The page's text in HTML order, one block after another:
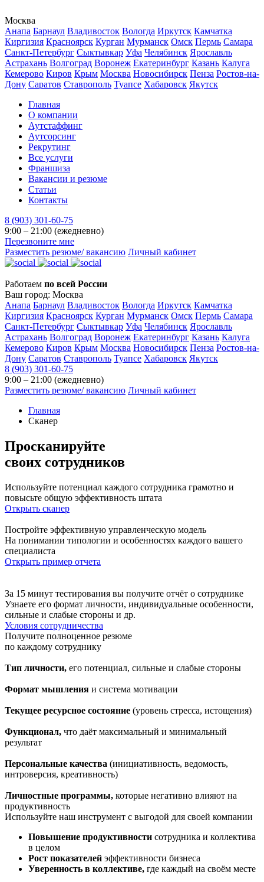
Москва
Анапа Барнаул Владивосток Вологда Иркутск Камчатка
Киргизия Красноярск Курган Мурманск Омск Пермь Самара
Санкт-Петербург Сыктывкар Уфа Челябинск Ярославль
Астрахань Волгоград Воронеж Екатеринбург Казань Калуга
Кемерово Киров Крым Москва Новосибирск Пенза Ростов-на-
Дону Саратов Ставрополь Туапсе Хабаровск Якутск
Главная
О компании
Аутстаффинг
Аутсорсинг
Рекрутинг
Все услуги
Франшиза
Вакансии и резюме
Статьи
Контакты
8 (903) 301-60-75
9:00 – 21:00 (ежедневно)
Перезвоните мне
Разместить резюме/ вакансию Личный кабинет
Работаем по всей России
Ваш город: Москва
Анапа Барнаул Владивосток Вологда Иркутск Камчатка
Киргизия Красноярск Курган Мурманск Омск Пермь Самара
Санкт-Петербург Сыктывкар Уфа Челябинск Ярославль
Астрахань Волгоград Воронеж Екатеринбург Казань Калуга
Кемерово Киров Крым Москва Новосибирск Пенза Ростов-на-
Дону Саратов Ставрополь Туапсе Хабаровск Якутск
8 (903) 301-60-75
9:00 – 21:00 (ежедневно)
Разместить резюме/ вакансию Личный кабинет
Главная
Сканер
Просканируйте
своих сотрудников
Используйте потенциал каждого сотрудника грамотно и
повысьте общую эффективность штата
Открыть сканер
Постройте эффективную управленческую модель
На понимании типологии и особенностях каждого вашего
специалиста
Открыть пример отчета
За 15 минут тестирования вы получите отчёт о сотруднике
Узнаете его формат личности, индивидуальные особенности,
сильные и слабые стороны и др.
Условия сотрудничества
Получите полноценное резюме
по каждому сотруднику
Тип личности, его потенциал, сильные и слабые стороны
Формат мышления и система мотивации
Текущее ресурсное состояние (уровень стресса, истощения)
Функционал, что даёт максимальный и минимальный
результат
Персональные качества (инициатив­ность, ведомость,
интроверсия, креатив­ность)
Личностные программы, которые негативно влияют на
продуктивность
Используйте наш инструмент с выгодой для своей компании
Повышение продуктивности сотрудника и коллектива
в целом
Рост показателей эффективности бизнеса
Уверенность в коллективе, где каждый на своём месте